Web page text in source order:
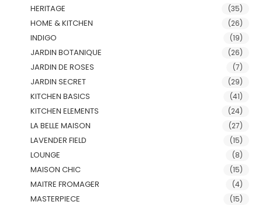
HERITAGE (35)
HOME & KITCHEN (26)
INDIGO (19)
JARDIN BOTANIQUE (26)
JARDIN DE ROSES (7)
JARDIN SECRET (29)
KITCHEN BASICS (41)
KITCHEN ELEMENTS (24)
LA BELLE MAISON (27)
LAVENDER FIELD (15)
LOUNGE (8)
MAISON CHIC (15)
MAITRE FROMAGER (4)
MASTERPIECE (15)